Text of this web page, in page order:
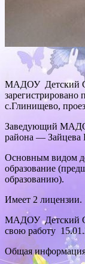
МАДОУ Детский
зарегистрировано
с.Глинищево,
Заведующий
района — Зайцева
Основным видом
образование
образованию).
Имеет 2 лицензии.
МАДОУ Детский
свою работу
Общая